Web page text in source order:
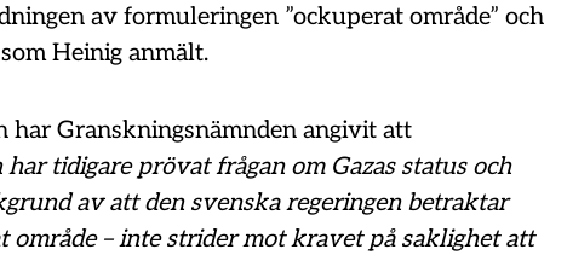
av formuleringen ”ockuperat område” och
Heinig anmält.
har Granskningsnämnden angivit att
tidigare prövat frågan om Gazas status och
av att den svenska regeringen betraktar
område – inte strider mot kravet på saklighet att